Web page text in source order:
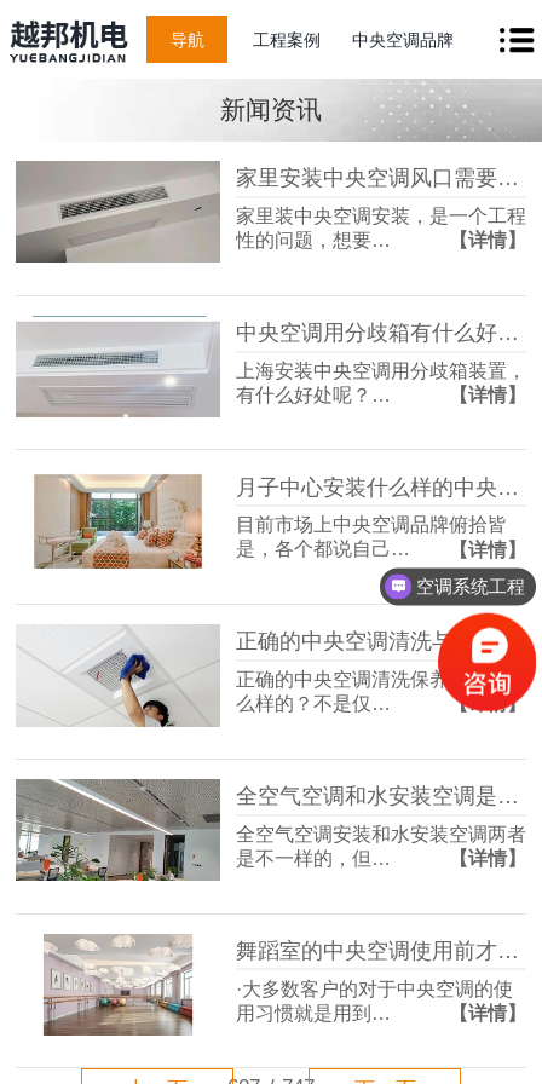
导航 工程案例 中央空调品牌
新闻资讯
家里安装中央空调风口需要注意哪些问题？
家里装中央空调安装，是一个工程
性的问题，想要…
【详情】
中央空调用分歧箱有什么好处？
上海安装中央空调用分歧箱装置，
有什么好处呢？…
【详情】
月子中心安装什么样的中央空调比较好？
目前市场上中央空调品牌俯拾皆
是，各个都说自己…
【详情】
正确的中央空调清洗与保养方法应该是这样的！
正确的中央空调清洗保养方法是什
么样的？不是仅…
【详情】
全空气空调和水安装空调是什么？一样吗？
全空气空调安装和水安装空调两者
是不一样的，但…
【详情】
舞蹈室的中央空调使用前才需要清洗吗？
·大多数客户的对于中央空调的使
用习惯就是用到…
【详情】
空调系统工程